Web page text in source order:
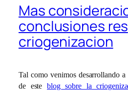
Mas
conclusiones
criogenizacion
Tal como venimos desarrollando
de esteblog sobre la